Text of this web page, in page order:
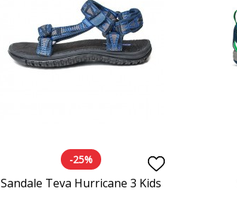
-25%
Sandale Teva Hurricane 3 Kids